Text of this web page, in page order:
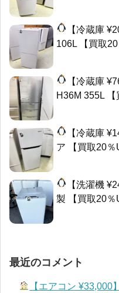
【冷蔵庫
106L 【買取20
【冷蔵庫
H36M 355L 【
【冷蔵庫
ア 【買取20％
【洗濯機
製 【買取20％
最近のコメント
【エアコン